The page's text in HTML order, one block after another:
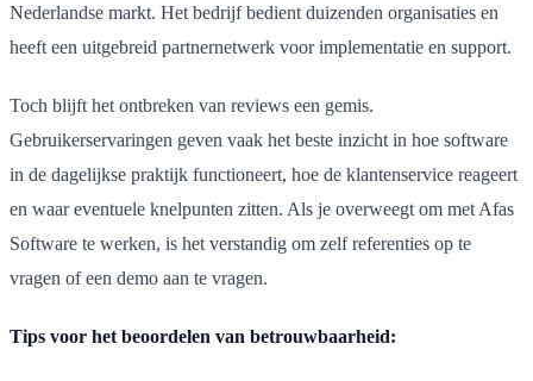
Nederlandse markt. Het bedrijf bedient duizenden organisaties en
heeft een uitgebreid partnernetwerk voor implementatie en support.
Toch blijft het ontbreken van reviews een gemis.
Gebruikerservaringen geven vaak het beste inzicht in hoe software
in de dagelijkse praktijk functioneert, hoe de klantenservice reageert
en waar eventuele knelpunten zitten. Als je overweegt om met Afas
Software te werken, is het verstandig om zelf referenties op te
vragen of een demo aan te vragen.
Tips voor het beoordelen van betrouwbaarheid: